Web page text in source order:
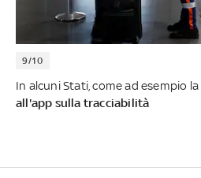
9/10
In alcuni Stati, come ad esempio la
all'app sulla tracciabilità